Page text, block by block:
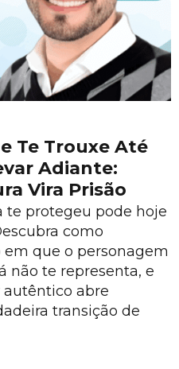
Te Trouxe Até
Adiante:
Vira Prisão
te protegeu pode hoje
como
que o personagem
não te representa, e
autêntico abre
transição de